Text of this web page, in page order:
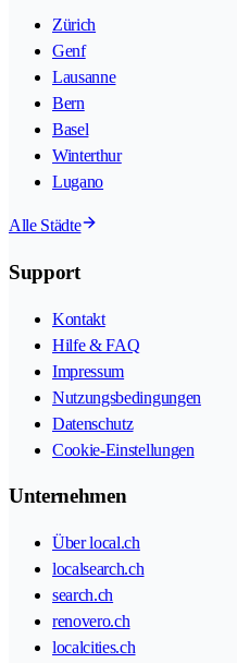
Zürich
Genf
Lausanne
Bern
Basel
Winterthur
Lugano
Alle Städte
Support
Kontakt
Hilfe & FAQ
Impressum
Nutzungsbedingungen
Datenschutz
Cookie-Einstellungen
Unternehmen
Über local.ch
localsearch.ch
search.ch
renovero.ch
localcities.ch